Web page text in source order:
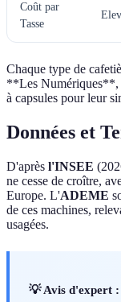
Coût par
Tasse
Chaque type de
**Les Numériques**,
à capsules pour leur
Données et
D'après l'INSEE
ne cesse de croître,
Europe. L'ADEME
de ces machines,
usagées.
💡 Avis d'expert :